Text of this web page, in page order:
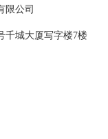
限公司
千城大厦写字楼7楼